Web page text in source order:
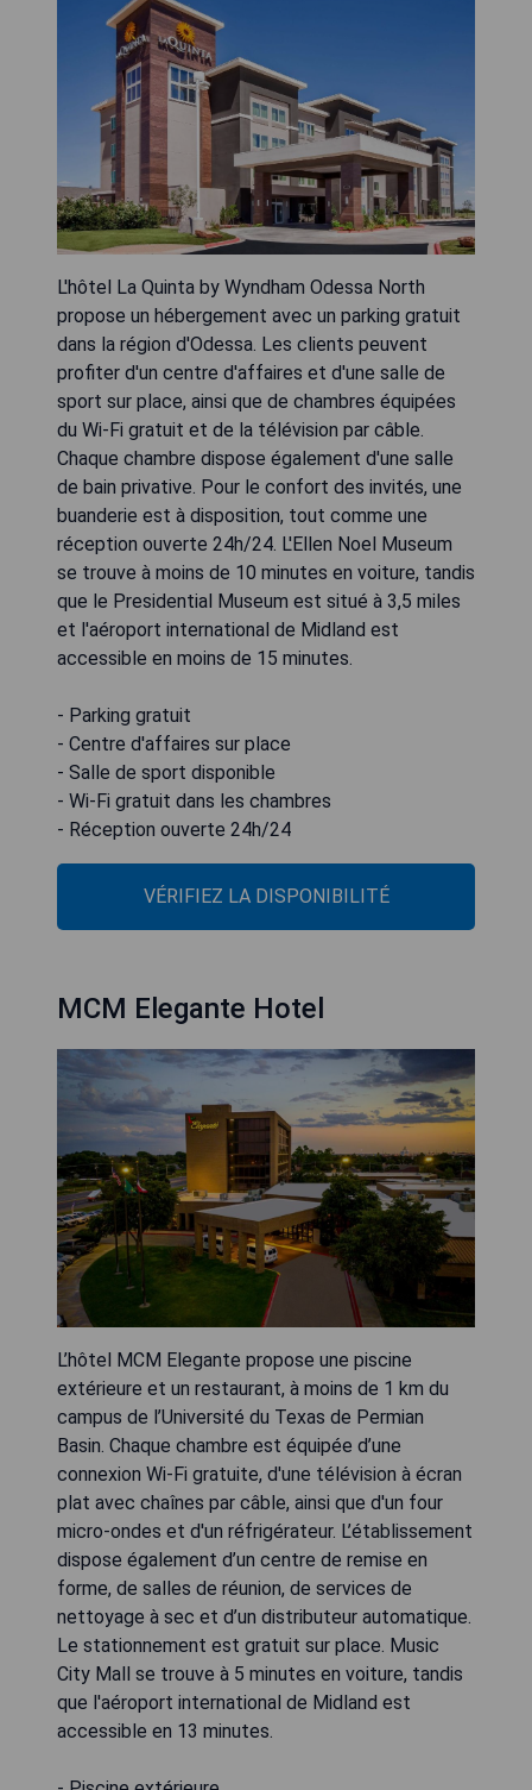
L'hôtel La Quinta by Wyndham Odessa North
propose un hébergement avec un parking gratuit
dans la région d'Odessa. Les clients peuvent
profiter d'un centre d'affaires et d'une salle de
sport sur place, ainsi que de chambres équipées
du Wi-Fi gratuit et de la télévision par câble.
Chaque chambre dispose également d'une salle
de bain privative. Pour le confort des invités, une
buanderie est à disposition, tout comme une
réception ouverte 24h/24. L'Ellen Noel Museum
se trouve à moins de 10 minutes en voiture, tandis
que le Presidential Museum est situé à 3,5 miles
et l'aéroport international de Midland est
accessible en moins de 15 minutes.
- Parking gratuit
- Centre d'affaires sur place
- Salle de sport disponible
- Wi-Fi gratuit dans les chambres
- Réception ouverte 24h/24
VÉRIFIEZ LA DISPONIBILITÉ
MCM Elegante Hotel
L’hôtel MCM Elegante propose une piscine
extérieure et un restaurant, à moins de 1 km du
campus de l’Université du Texas de Permian
Basin. Chaque chambre est équipée d’une
connexion Wi-Fi gratuite, d'une télévision à écran
plat avec chaînes par câble, ainsi que d'un four
micro-ondes et d'un réfrigérateur. L’établissement
dispose également d’un centre de remise en
forme, de salles de réunion, de services de
nettoyage à sec et d’un distributeur automatique.
Le stationnement est gratuit sur place. Music
City Mall se trouve à 5 minutes en voiture, tandis
que l'aéroport international de Midland est
accessible en 13 minutes.